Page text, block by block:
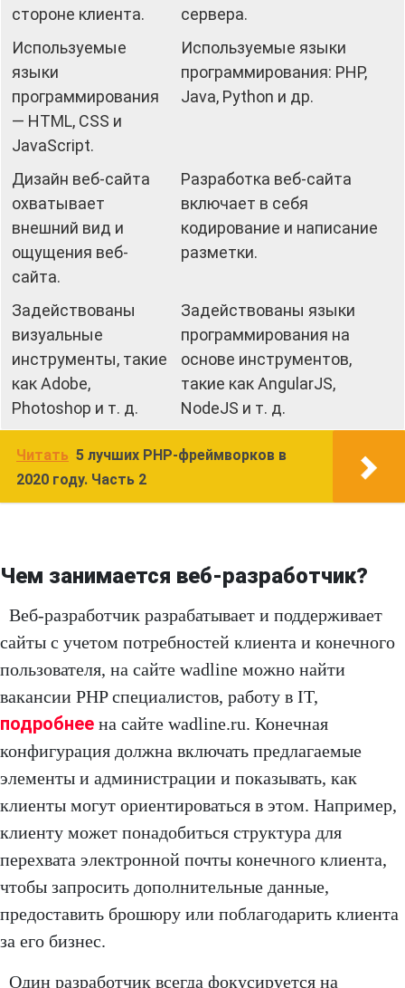
стороне клиента.
сервера.
Используемые
языки
программирования
— HTML, CSS и
JavaScript.
Используемые языки
программирования: PHP,
Java, Python и др.
Дизайн веб-сайта
охватывает
внешний вид и
ощущения веб-
сайта.
Разработка веб-сайта
включает в себя
кодирование и написание
разметки.
Задействованы
визуальные
инструменты, такие
как Adobe,
Photoshop и т. д.
Задействованы языки
программирования на
основе инструментов,
такие как AngularJS,
NodeJS и т. д.
Читать 5 лучших PHP-фреймворков в
2020 году. Часть 2
Чем занимается веб-разработчик?
Веб-разработчик разрабатывает и поддерживает
сайты с учетом потребностей клиента и конечного
пользователя, на сайте wadline можно найти
вакансии PHP специалистов, работу в IT,
подробнее на сайте wadline.ru. Конечная
конфигурация должна включать предлагаемые
элементы и администрации и показывать, как
клиенты могут ориентироваться в этом. Например,
клиенту может понадобиться структура для
перехвата электронной почты конечного клиента,
чтобы запросить дополнительные данные,
предоставить брошюру или поблагодарить клиента
за его бизнес.
Один разработчик всегда фокусируется на